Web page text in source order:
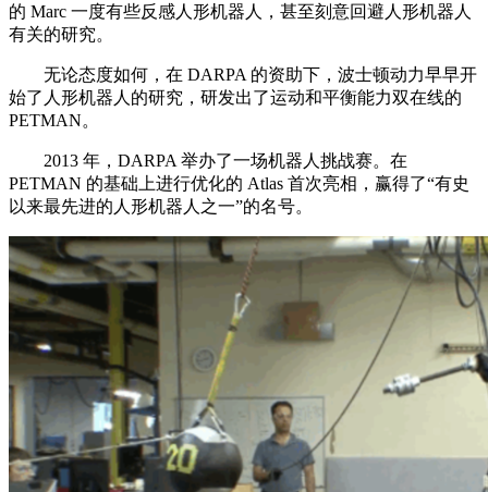
的 Marc 一度有些反感人形机器人，甚至刻意回避人形机器人
有关的研究。
无论态度如何，在 DARPA 的资助下，波士顿动力早早开
始了人形机器人的研究，研发出了运动和平衡能力双在线的
PETMAN。
2013 年，DARPA 举办了一场机器人挑战赛。在
PETMAN 的基础上进行优化的 Atlas 首次亮相，赢得了“有史
以来最先进的人形机器人之一”的名号。